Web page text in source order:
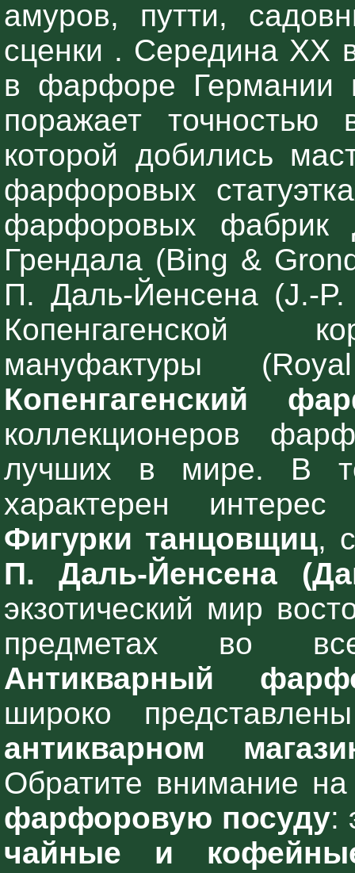
амуров, путти,
сценки . Середина XX
в фарфоре
поражает
которой добились
фарфоровых
фарфоровых
Грендала (Bing &
П. Даль-Йенсена (J.-
Копенгагенской
мануфактуры
Копенгагенский
коллекционеров
лучших в мире. В
характерен
Фигурки танцовщиц,
П. Даль-Йенсена
экзотический мир
предметах во
Антикварный
широко
антикварном
Обратите внимание на
фарфоровую посуду:
чайные и